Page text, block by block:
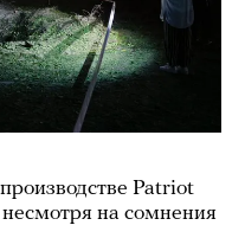
Patriot
на сомнения